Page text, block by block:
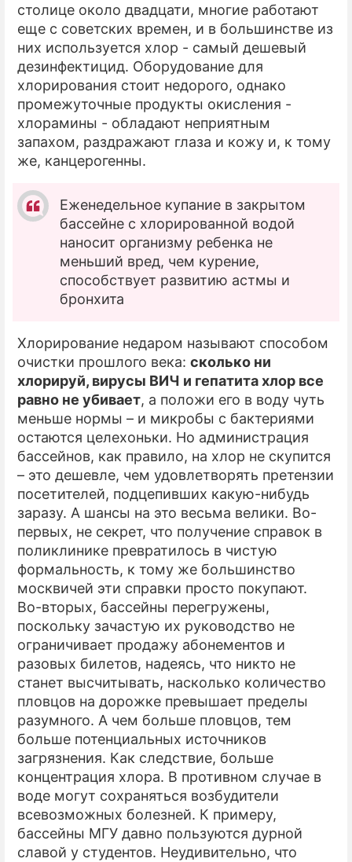
столице около двадцати, многие работают
еще с советских времен, и в большинстве из
них используется хлор - самый дешевый
дезинфектицид. Оборудование для
хлорирования стоит недорого, однако
промежуточные продукты окисления -
хлорамины - обладают неприятным
запахом, раздражают глаза и кожу и, к тому
же, канцерогенны.
Еженедельное купание в закрытом
бассейне с хлорированной водой
наносит организму ребенка не
меньший вред, чем курение,
способствует развитию астмы и
бронхита
Хлорирование недаром называют способом
очистки прошлого века: сколько ни
хлорируй, вирусы ВИЧ и гепатита хлор все
равно не убивает, а положи его в воду чуть
меньше нормы – и микробы с бактериями
остаются целехоньки. Но администрация
бассейнов, как правило, на хлор не скупится
– это дешевле, чем удовлетворять претензии
посетителей, подцепивших какую-нибудь
заразу. А шансы на это весьма велики. Во-
первых, не секрет, что получение справок в
поликлинике превратилось в чистую
формальность, к тому же большинство
москвичей эти справки просто покупают.
Во-вторых, бассейны перегружены,
поскольку зачастую их руководство не
ограничивает продажу абонементов и
разовых билетов, надеясь, что никто не
станет высчитывать, насколько количество
пловцов на дорожке превышает пределы
разумного. А чем больше пловцов, тем
больше потенциальных источников
загрязнения. Как следствие, больше
концентрация хлора. В противном случае в
воде могут сохраняться возбудители
всевозможных болезней. К примеру,
бассейны МГУ давно пользуются дурной
славой у студентов. Неудивительно, что